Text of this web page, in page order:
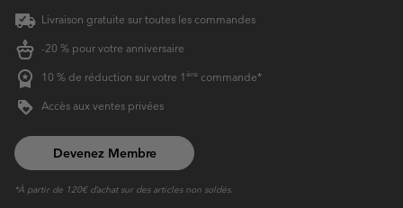
Livraison gratuite sur toutes les commandes
-20 % pour votre anniversaire
10 % de réduction sur votre 1ère commande*
Accès aux ventes privées
Devenez Membre
*À partir de 120€ d’achat sur des articles non soldés.